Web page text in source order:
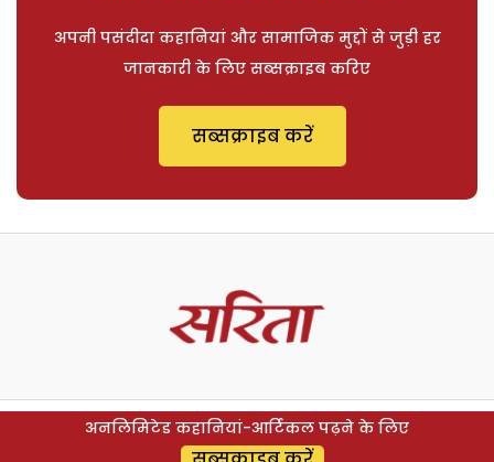
अपनी पसंदीदा कहानियां और सामाजिक मुद्दों से जुड़ी हर
जानकारी के लिए सब्सक्राइब करिए
सब्सक्राइब करें
अनलिमिटेड कहानियां-आर्टिकल पढ़ने के लिए